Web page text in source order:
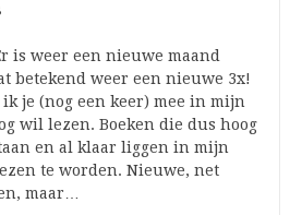
is weer een nieuwe maand
betekend weer een nieuwe 3x!
ik je (nog een keer) mee in mijn
wil lezen. Boeken die dus hoog
en al klaar liggen in mijn
te worden. Nieuwe, net
maar…